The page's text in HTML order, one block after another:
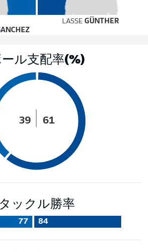
LASSEGÜNTHER
ル支配率(%)
39 61
タックル勝率
77 84